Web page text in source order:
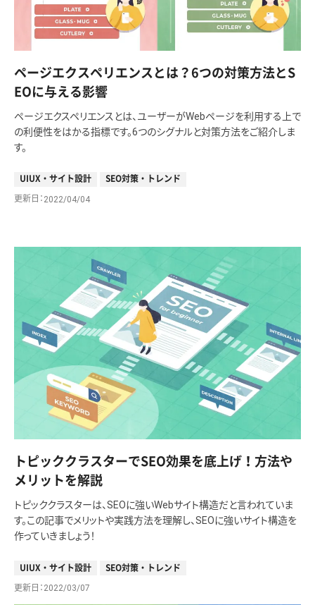
ページエクスペリエンスとは？6つの対策方法とS
EOに与える影響
ページエクスペリエンスとは、ユーザーがWebページを利用する上で
の利便性をはかる指標です。6つのシグナルと対策方法をご紹介しま
す。
UIUX・サイト設計 SEO対策・トレンド
更新日 2022/04/04
トピッククラスターでSEO効果を底上げ！方法や
メリットを解説
トピッククラスターは、SEOに強いWebサイト構造だと言われていま
す。この記事でメリットや実践方法を理解し、SEOに強いサイト構造を
作っていきましょう！
UIUX・サイト設計 SEO対策・トレンド
更新日 2022/03/07